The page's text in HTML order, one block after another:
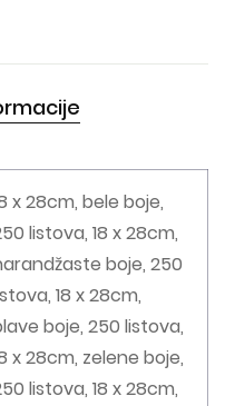
x 28cm, bele boje,
listova, 18 x 28cm,
boje, 250
18 x 28cm,
boje, 250 listova,
x 28cm, zelene boje,
listova, 18 x 28cm,